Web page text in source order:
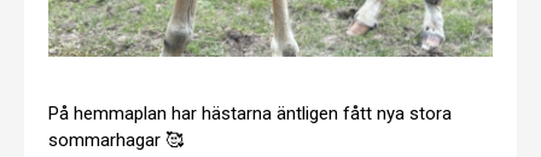
På hemmaplan har hästarna äntligen fått nya stora
sommarhagar 🥰